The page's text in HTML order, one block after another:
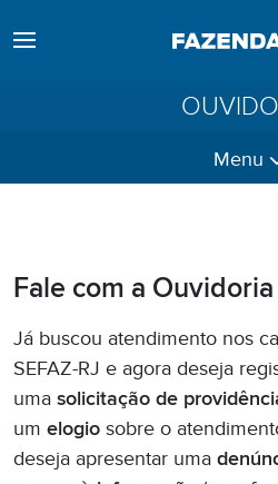
Menu
Fale com a Ouvidoria
Já buscou atendimento nos
SEFAZ-RJ e agora deseja
uma solicitação de
um elogio sobre o
deseja apresentar uma